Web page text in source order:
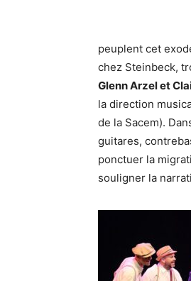
peuplent cet
chez Steinbeck,
Glenn Arzel et
la direction
de la Sacem).
guitares,
ponctuer la
souligner la